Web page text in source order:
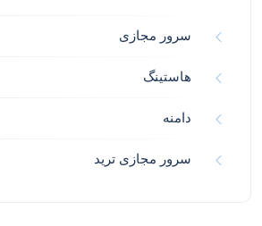
سرور مجازی
هاستینگ
دامنه
سرور مجازی ترید